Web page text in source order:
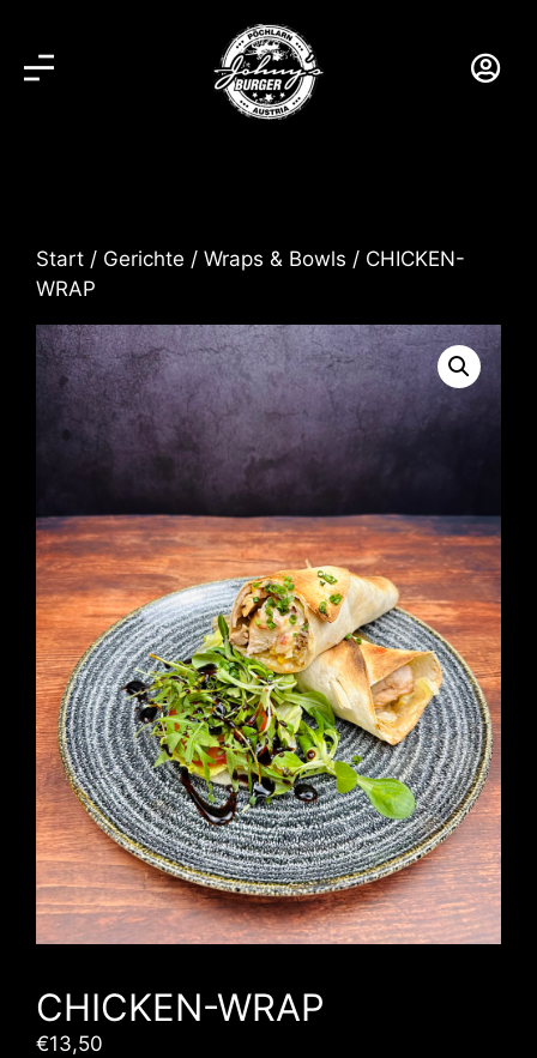
Start / Gerichte / Wraps & Bowls / CHICKEN-
WRAP
CHICKEN-WRAP
€13,50